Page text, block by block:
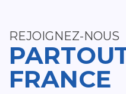
REJOIGNEZ-NOUS
FRANCE